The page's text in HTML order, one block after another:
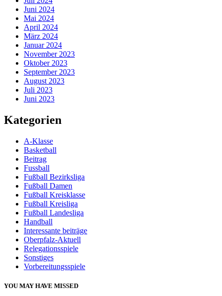
Juni 2024
Mai 2024
April 2024
März 2024
Januar 2024
November 2023
Oktober 2023
September 2023
August 2023
Juli 2023
Juni 2023
Kategorien
A-Klasse
Basketball
Beitrag
Fussball
Fußball Bezirksliga
Fußball Damen
Fußball Kreisklasse
Fußball Kreisliga
Fußball Landesliga
Handball
Interessante beiträge
Oberpfalz-Aktuell
Relegationsspiele
Sonstiges
Vorbereitungsspiele
YOU MAY HAVE MISSED